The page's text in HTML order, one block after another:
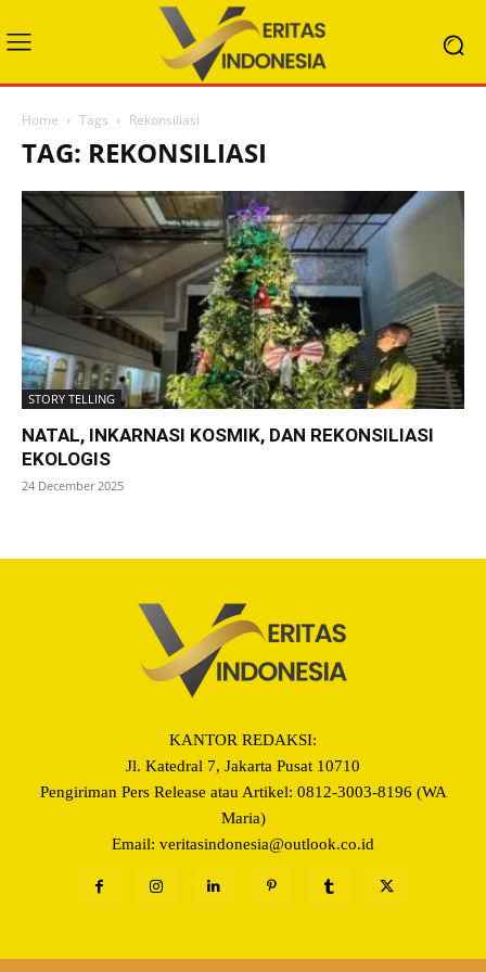
Home Tags Rekonsiliasi
TAG: REKONSILIASI
STORY TELLING
NATAL, INKARNASI KOSMIK, DAN REKONSILIASI
EKOLOGIS
24 December 2025
KANTOR REDAKSI:
Jl. Katedral 7, Jakarta Pusat 10710
Pengiriman Pers Release atau Artikel: 0812-3003-8196 (WA
Maria)
Email: veritasindonesia@outlook.co.id